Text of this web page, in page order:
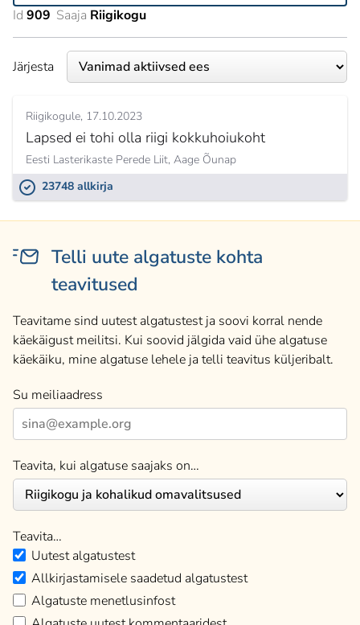
Id 909 Saaja Riigikogu
Järjesta
Riigikogule 17.10.2023
Lapsed ei tohi olla riigi kokkuhoiukoht
Eesti Lasterikaste Perede Liit, Aage Õunap
23748 allkirja
Telli uute algatuste kohta
teavitused
Teavitame sind uutest algatustest ja soovi korral nende
käekäigust meilitsi. Kui soovid jälgida vaid ühe algatuse
käekäiku, mine algatuse lehele ja telli teavitus küljeribalt.
Su meiliaadress
Teavita, kui algatuse saajaks on…
Teavita…
Uutest algatustest
Allkirjastamisele saadetud algatustest
Algatuste menetlusinfost